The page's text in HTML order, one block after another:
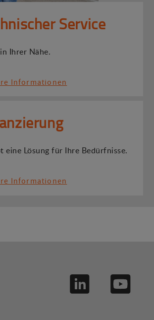
Service
Ihrer Nähe.
Informationen
eine Lösung für Ihre Bedürfnisse.
Informationen